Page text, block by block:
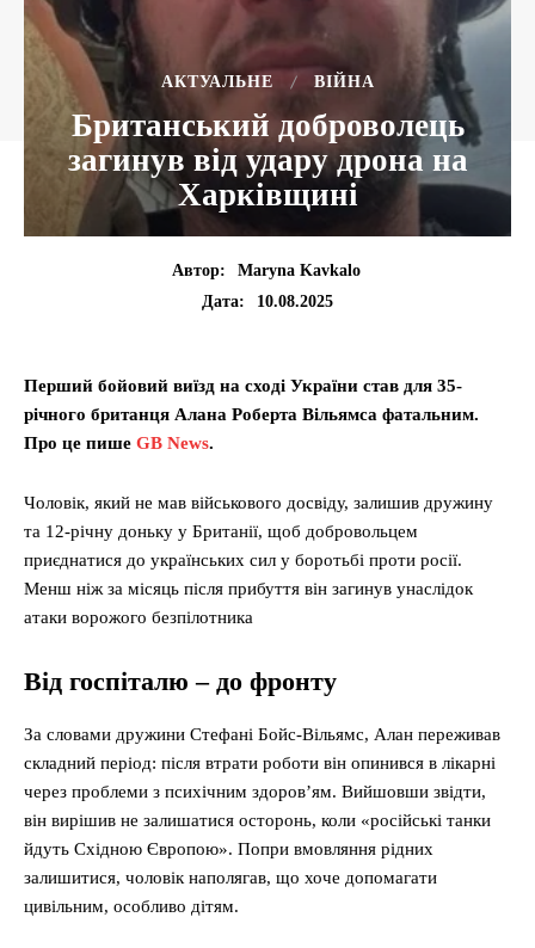
АКТУАЛЬНЕ ВІЙНА
Британський доброволець
загинув від удару дрона на
Харківщині
Автор:
Maryna Kavkalo
Дата:
10.08.2025
Перший бойовий виїзд на сході України став для 35-
річного британця Алана Роберта Вільямса фатальним.
Про це пише GB News.
Чоловік, який не мав військового досвіду, залишив дружину
та 12-річну доньку у Британії, щоб добровольцем
приєднатися до українських сил у боротьбі проти росії.
Менш ніж за місяць після прибуття він загинув унаслідок
атаки ворожого безпілотника
Від госпіталю – до фронту
За словами дружини Стефані Бойс-Вільямс, Алан переживав
складний період: після втрати роботи він опинився в лікарні
через проблеми з психічним здоров’ям. Вийшовши звідти,
він вирішив не залишатися осторонь, коли «російські танки
йдуть Східною Європою». Попри вмовляння рідних
залишитися, чоловік наполягав, що хоче допомагати
цивільним, особливо дітям.